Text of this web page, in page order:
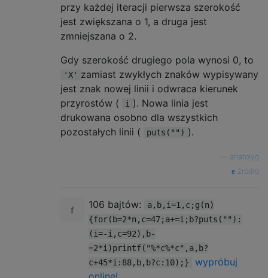
przy każdej iteracji pierwsza szerokość
jest zwiększana o 1, a druga jest
zmniejszana o 2.
Gdy szerokość drugiego pola wynosi 0, to
'X' zamiast zwykłych znaków wypisywany
jest znak nowej linii i odwraca kierunek
przyrostów (
i ). Nowa linia jest
drukowana osobno dla wszystkich
pozostałych linii (
puts("") ).
anatolyg
źródło
106 bajtów:
a,b,i=1,c;g(n)
{for(b=2*n,c=47;a+=i;b?puts(""):
(i=-i,c=92),b-
=2*i)printf("%*c%*c",a,b?
c+45*i:88,b,b?c:10);}
wypróbuj